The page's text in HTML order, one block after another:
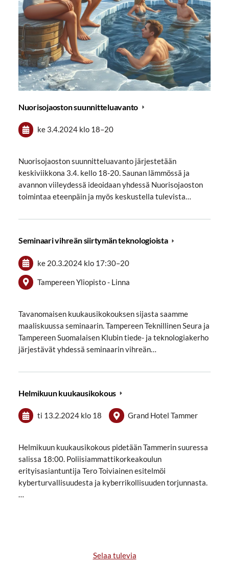
Nuorisojaoston suunnitteluavanto
ke 3.4.2024 klo 18–20
Nuorisojaoston suunnitteluavanto järjestetään
keskiviikkona 3.4. kello 18-20. Saunan lämmössä ja
avannon viileydessä ideoidaan yhdessä Nuorisojaoston
toimintaa eteenpäin ja myös keskustella tulevista…
Seminaari vihreän siirtymän teknologioista
ke 20.3.2024 klo 17:30–20
Tampereen Yliopisto - Linna
Tavanomaisen kuukausikokouksen sijasta saamme
maaliskuussa seminaarin. Tampereen Teknillinen Seura ja
Tampereen Suomalaisen Klubin tiede- ja teknologiakerho
järjestävät yhdessä seminaarin vihreän…
Helmikuun kuukausikokous
ti 13.2.2024 klo 18 Grand Hotel Tammer
Helmikuun kuukausikokous pidetään Tammerin suuressa
salissa 18:00. Poliisiammattikorkeakoulun
erityisasiantuntija Tero Toiviainen esitelmöi
kyberturvallisuudesta ja kyberrikollisuuden torjunnasta.
…
Selaa tulevia